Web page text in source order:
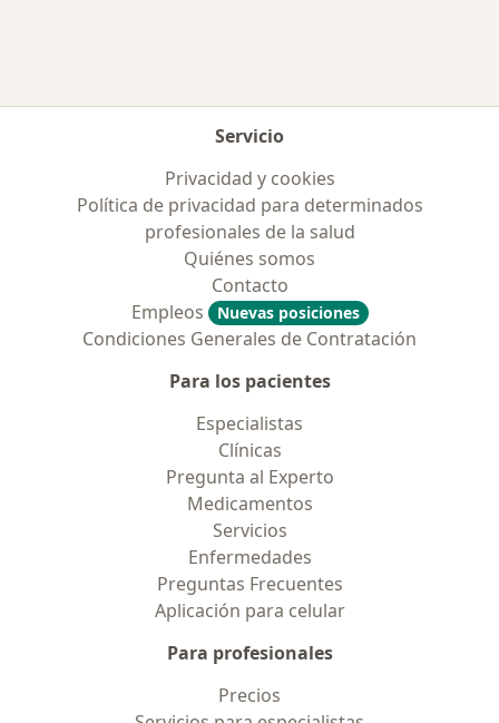
Servicio
Privacidad y cookies
Política de privacidad para determinados
profesionales de la salud
Quiénes somos
Contacto
Empleos
Nuevas posiciones
Condiciones Generales de Contratación
Para los pacientes
Especialistas
Clínicas
Pregunta al Experto
Medicamentos
Servicios
Enfermedades
Preguntas Frecuentes
Aplicación para celular
Para profesionales
Precios